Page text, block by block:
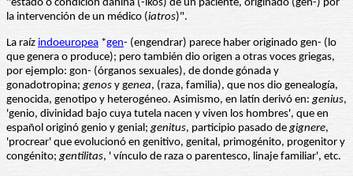
"estado o condición dañina (-ikos) de un paciente, originado (gen-) por
la intervención de un médico (iatros)".
La raíz indoeuropea *gen- (engendrar) parece haber originado gen- (lo
que genera o produce); pero también dio origen a otras voces griegas,
por ejemplo: gon- (órganos sexuales), de donde gónada y
gonadotropina;genos y genea, (raza, familia), que nos dio genealogía,
genocida, genotipo y heterogéneo. Asimismo, en latín derivó en:genius,
'genio, divinidad bajo cuya tutela nacen y viven los hombres', que en
español originó genio y genial;genitus, participio pasado degignere,
'procrear' que evolucionó en genitivo, genital, primogénito, progenitor y
congénito;gentilitas, ' vínculo de raza o parentesco, linaje familiar', etc.